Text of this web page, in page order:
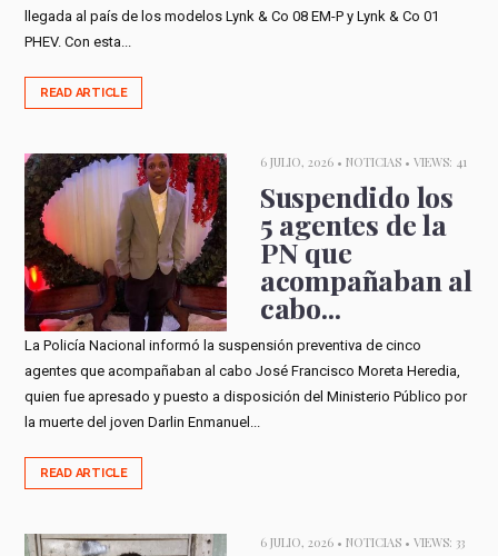
llegada al país de los modelos Lynk & Co 08 EM-P y Lynk & Co 01
PHEV. Con esta...
READ ARTICLE
6 JULIO, 2026 • NOTICIAS• VIEWS: 41
Suspendido los
5 agentes de la
PN que
acompañaban al
cabo...
La Policía Nacional informó la suspensión preventiva de cinco
agentes que acompañaban al cabo José Francisco Moreta Heredia,
quien fue apresado y puesto a disposición del Ministerio Público por
la muerte del joven Darlin Enmanuel...
READ ARTICLE
6 JULIO, 2026 • NOTICIAS• VIEWS: 33